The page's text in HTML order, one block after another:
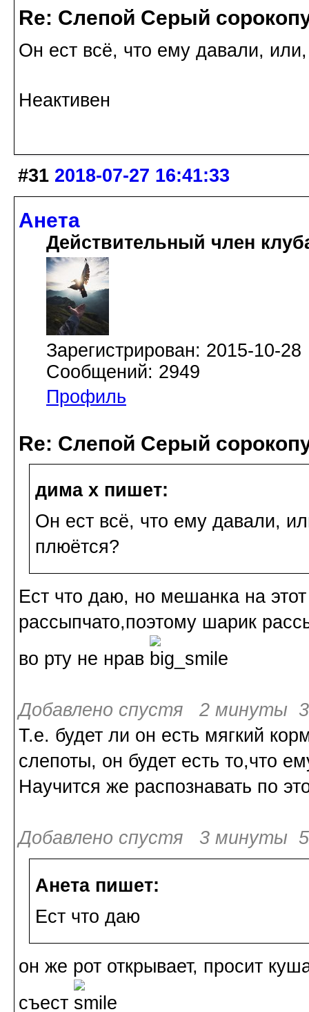
Re: Слепой Серый
Он ест всё, что ему давали,
Неактивен
#31 2018-07-27 16:41:33
Анета
Действительный член
Зарегистрирован: 2015-10-28
Сообщений: 2949
Профиль
Re: Слепой Серый
дима х пишет:
Он ест всё, что ему давали,
плюётся?
Ест что даю, но мешанка на
рассыпчато,поэтому шарик
во рту не нрав
Добавлено спустя 2 минуты
Т.е. будет ли он есть мягкий
слепоты, он будет есть то,что
Научится же распознавать по
Добавлено спустя 3 минуты
Анета пишет:
Ест что даю
он же рот открывает, просит
съест